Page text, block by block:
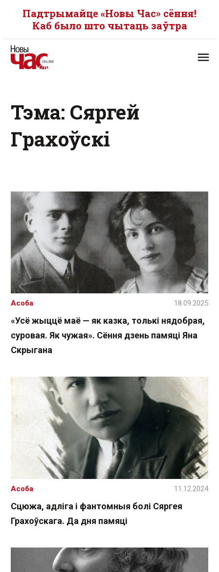
Падтрымайце «Новы Час» сёння!
Каб было што чытаць заўтра
Тэма: Сяргей
Грахоўскі
«Усё жыццё маё — як казка, толькі нядобрая,
суровая. Як чужая». Сёння дзень памяці Яна
Скрыгана
Асоба 18.09.2025
Сцюжа, адліга і фантомныя болі Сяргея
Грахоўскага. Да дня памяці
Асоба 11.12.2024